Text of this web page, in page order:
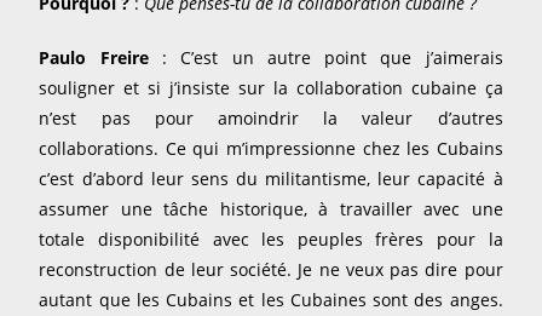
Paulo Freire: C’est un autre point que j’aimerais
souligner et si j’insiste sur la collaboration cubaine ça
n’est pas pour amoindrir la valeur d’autres
collaborations. Ce qui m’impressionne chez les Cubains
c’est d’abord leur sens du militantisme, leur capacité à
assumer une tâche historique, à travailler avec une
totale disponibilité avec les peuples frères pour la
reconstruction de leur société. Je ne veux pas dire pour
autant que les Cubains et les Cubaines sont des anges.